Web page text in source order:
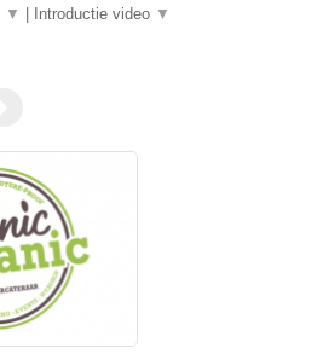
▼ Introductie video ▼